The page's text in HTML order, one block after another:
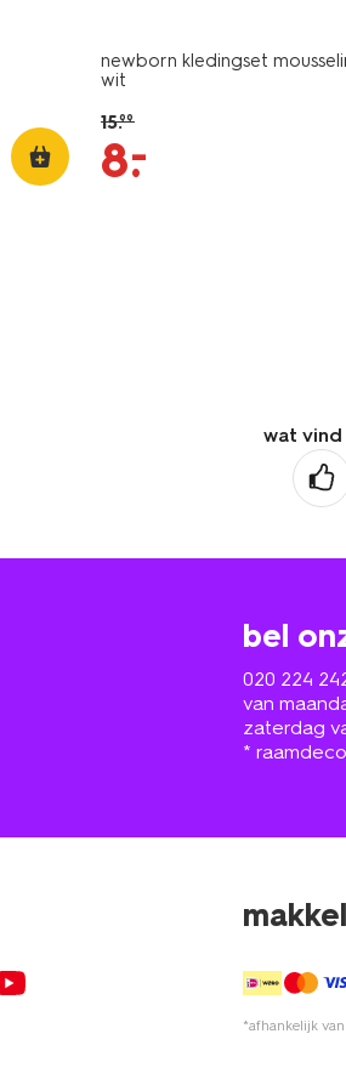
newborn kledingset
wit
15.99
8.
–
wat vind
bel
020 224
van
zaterdag
*
*afhankelijk